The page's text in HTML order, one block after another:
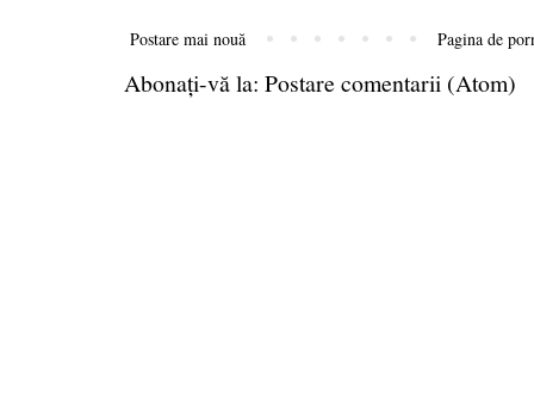
Postare mai nouă Pagina de
Abonați-vă la: Postare comentarii (Atom)